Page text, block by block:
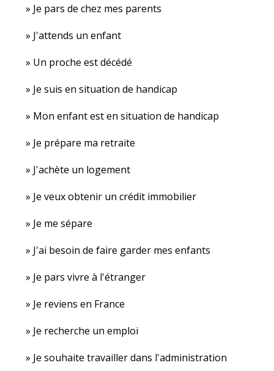
Je pars de chez mes parents
J'attends un enfant
Un proche est décédé
Je suis en situation de handicap
Mon enfant est en situation de handicap
Je prépare ma retraite
J'achète un logement
Je veux obtenir un crédit immobilier
Je me sépare
J'ai besoin de faire garder mes enfants
Je pars vivre à l'étranger
Je reviens en France
Je recherche un emploi
Je souhaite travailler dans l'administration